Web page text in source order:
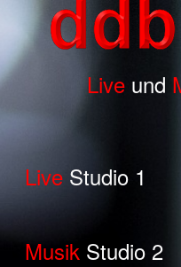
Live und
Live Studio 1
Musik Studio 2